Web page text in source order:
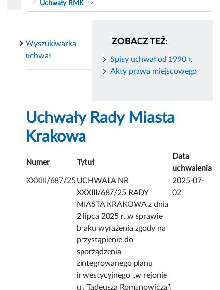
Uchwały RMK
ZOBACZ TEŻ:
Spisy uchwał od 1990 r.
Akty prawa miejscowego
Wyszukiwarka
uchwał
Uchwały Rady Miasta
Krakowa
Numer Tytuł
Data
uchwalenia
XXXIII/687/25UCHWAŁA NR
XXXIII/687/25 RADY
MIASTA KRAKOWA z dnia
2 lipca 2025 r. w sprawie
braku wyrażenia zgody na
przystąpienie do
sporządzenia
zintegrowanego planu
inwestycyjnego „w rejonie
ul. Tadeusza Romanowicza”.
2025-07-
02